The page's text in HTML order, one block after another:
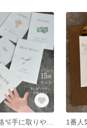
NEWお試し価格🫧手に取りやすい名刺サイズ 選び取りカードたっぷり15種